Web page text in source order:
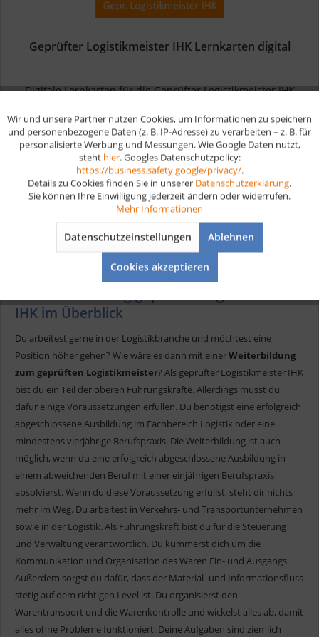
Geprüfter Logistikmeister IHK Lernkarten digital
Digitale Lernkarten für die Geprüfter Logistikmeister IHK
Logistikmeister IHK erweiterst du dein Wissen und deine
Fähigkeiten im Bereich Logistik und Supply Chain
Management. Du...
ab 24,90 € *
Merken
Die Weiterbildung geprüfter Logistikmeister
IHK im Überblick
Du arbeitest gerne in der Logistikbranche und möchtest eine
Position höher gehen? Wie wäre es dann mit einerWeiterbildung
zum geprüften Logistikmeister? Als geprüfter Logistikmeister IHK
bist du ein Teil der oberen Führungskräfte. Allerdings musst du
dafür einige Voraussetzungen erfüllen. Du benötigst eine erfolgreich
abgeschlossene Ausbildung im Fachbereich Logistik oder eine
mindestens vierjährige Berufspraxis. Die Weiterbildung ist auch
möglich, wenn du eine erfolgreich abgeschlossene Ausbildung in
einem abweichenden Beruf mit einer einjährigen Berufspraxis
absolvierst. Wenn du diese Voraussetzung erfüllst, steht dir nichts
mehr im Weg. Du arbeitest in Verkehrs- und Transportunternehmen
sowie in der Logistik. Als Führungskraft bist du für die Steuerung
und Verwaltung verantwortlich. Du kümmerst dich um die
Kommunikation und Organisation des Waren Ein- und Ausgangs.
Außerdem sorgst du dafür, dass der Material- und Informationsfluss
stetig auf dem richtigen Level ist. Du organisierst den
Warentransport und die Warenkontrolle und wickelst alles ab, damit
alles ohne Probleme funktioniert. Deine Aufgaben sind ziemlich
Funktionale Aktiv
Aktiv
Wir und unsere Partner nutzen Cookies, um Informationen zu speichern
und personenbezogene Daten (z. B. IP-Adresse) zu verarbeiten – z. B. für
personalisierte Werbung und Messungen. Wie Google Daten nutzt,
steht hier. Googles Datenschutzpolicy:
https://business.safety.google/privacy/.
Details zu Cookies finden Sie in unserer Datenschutzerklärung.
Sie können Ihre Einwilligung jederzeit ändern oder widerrufen.
Mehr Informationen
Datenschutzeinstellungen Ablehnen
Cookies akzeptieren